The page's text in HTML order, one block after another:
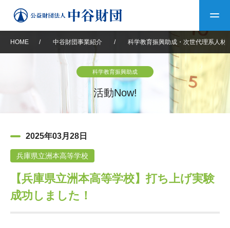
中谷財団について
設立趣意書
沿革 40年史デジタルブック
中谷財団事業紹介
神戸賞 長期大型研究助成
中谷財団動画紹介
その他情報
HOME / 中谷財団事業紹介 / 科学教育振興助成・次世代理系人材
科学教育振興助成
活動Now!
2025年03月28日
兵庫県立洲本高等学校
【兵庫県立洲本高等学校】打ち上げ実験
成功しました！